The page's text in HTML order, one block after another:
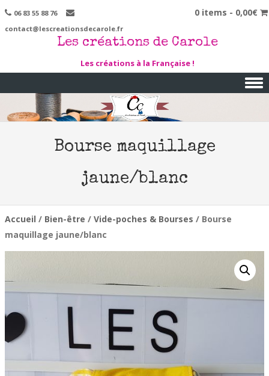
06 83 55 88 76
contact@lescreationsdecarole.fr
0 items - 0,00€
Les créations de Carole
Les créations à la Française !
Skip to content
Bourse maquillage
jaune/blanc
Accueil / Bien-être / Vide-poches & Bourses / Bourse
maquillage jaune/blanc